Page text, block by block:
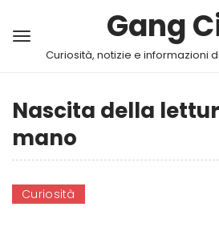
Gang
Curiosità, notizie e informazioni
Nascita della
mano
Curiosità